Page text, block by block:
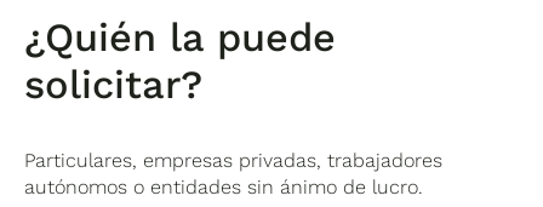
¿Quién la puede
solicitar?
Particulares, empresas privadas, trabajadores
autónomos o entidades sin ánimo de lucro.